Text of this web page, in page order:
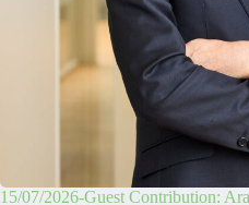
15/07/2026-Guest Contribution: